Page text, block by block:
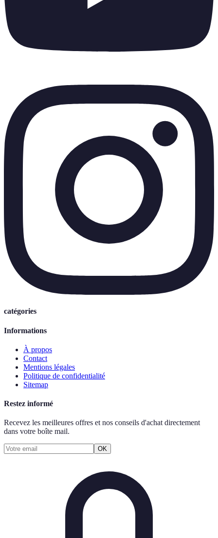
catégories
Informations
À propos
Contact
Mentions légales
Politique de confidentialité
Sitemap
Restez informé
Recevez les meilleures offres et nos conseils d'achat directement
dans votre boîte mail.
OK